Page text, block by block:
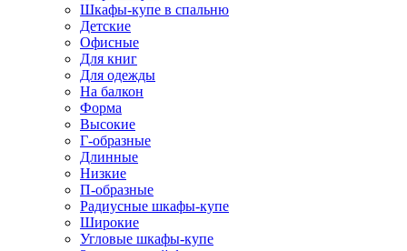
Шкафы-купе в спальню
Детские
Офисные
Для книг
Для одежды
На балкон
Форма
Высокие
Г-образные
Длинные
Низкие
П-образные
Радиусные шкафы-купе
Широкие
Угловые шкафы-купе